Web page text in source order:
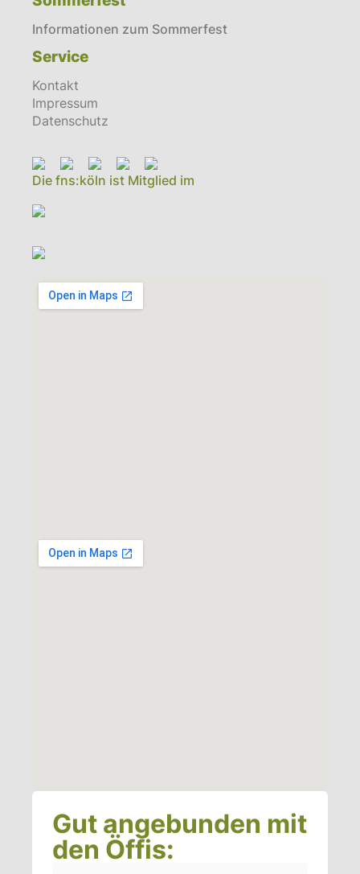
Informationen zum Sommerfest
Service
Kontakt
Impressum
Datenschutz
Die fns:köln ist Mitglied im
Gut angebunden mit
den Öffis: